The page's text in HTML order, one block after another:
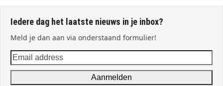
Iedere dag het laatste nieuws in je inbox?
Meld je dan aan via onderstaand formulier!
Email
address
Aanmelden